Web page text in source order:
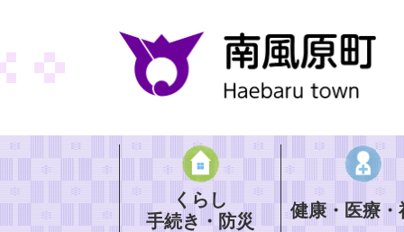
ジ
の
で
す
。
くらし
手続き・防災
健康・医療・